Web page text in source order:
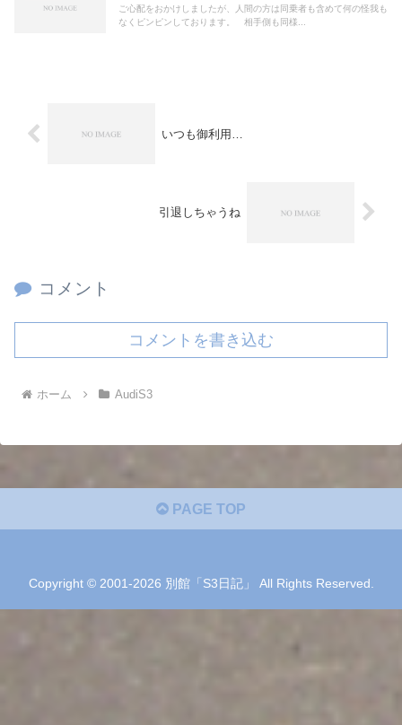
ご心配をおかけしましたが、人間の方は同乗者も含めて何の怪我も
なくピンピンしております。 相手側も同様...
いつも御利用…
引退しちゃうね
コメント
コメントを書き込む
ホーム AudiS3
PAGE TOP
Copyright © 2001-2026 別館「S3日記」 All Rights Reserved.